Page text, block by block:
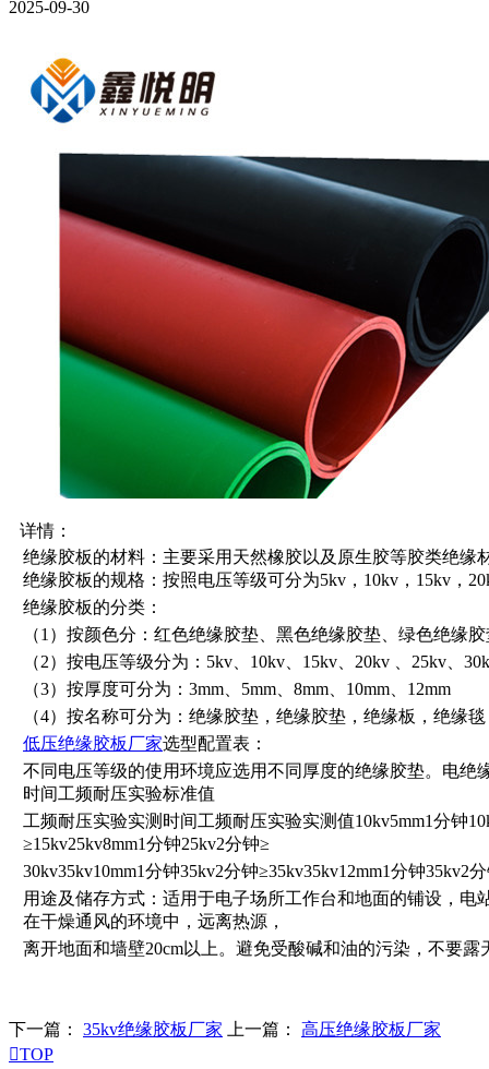
2025-09-30
详情：
绝缘胶板的材料：主要采用天然橡胶以及原生胶等胶类绝缘
绝缘胶板的规格：按照电压等级可分为5kv，10kv，15kv，
绝缘胶板的分类：
（1）按颜色分：红色绝缘胶垫、黑色绝缘胶垫、绿色绝缘
（2）按电压等级分为：5kv、10kv、15kv、20kv 、25kv、
（3）按厚度可分为：3mm、5mm、8mm、10mm、12mm
（4）按名称可分为：绝缘胶垫，绝缘胶垫，绝缘板，绝缘
低压绝缘胶板厂家选型配置表：
不同电压等级的使用环境应选用不同厚度的绝缘胶垫。电绝
时间工频耐压实验标准值
工频耐压实验实测时间工频耐压实验实测值10kv5mm1分钟
≥15kv25kv8mm1分钟25kv2分钟≥
30kv35kv10mm1分钟35kv2分钟≥35kv35kv12mm1分钟35kv2
用途及储存方式：适用于电子场所工作台和地面的铺设，电
在干燥通风的环境中，远离热源，
离开地面和墙壁20cm以上。避免受酸碱和油的污染，不要露
下一篇： 35kv绝缘胶板厂家 上一篇： 高压绝缘胶板厂家
TOP